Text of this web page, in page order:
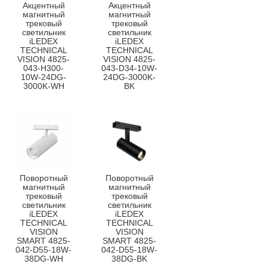
Акцентный
магнитный
трековый
светильник
iLEDEX
TECHNICAL
VISION 4825-
043-H300-
10W-24DG-
3000K-WH
Акцентный
магнитный
трековый
светильник
iLEDEX
TECHNICAL
VISION 4825-
043-D34-10W-
24DG-3000K-
BK
Поворотный
магнитный
трековый
светильник
iLEDEX
TECHNICAL
VISION
SMART 4825-
042-D55-18W-
38DG-WH
Поворотный
магнитный
трековый
светильник
iLEDEX
TECHNICAL
VISION
SMART 4825-
042-D55-18W-
38DG-BK